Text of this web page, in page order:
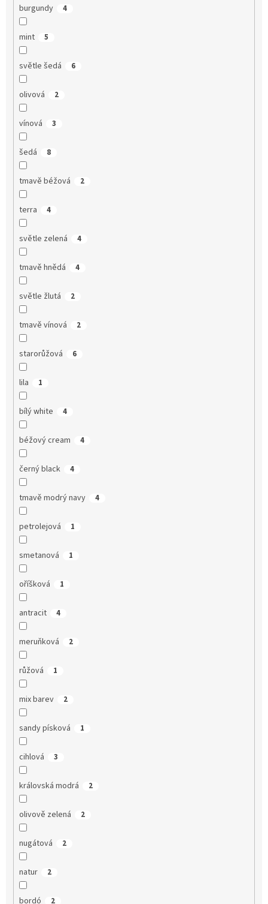
burgundy 4
mint 5
světle šedá 6
olivová 2
vínová 3
šedá 8
tmavě béžová 2
terra 4
světle zelená 4
tmavě hnědá 4
světle žlutá 2
tmavě vínová 2
starorůžová 6
lila 1
bílý white 4
béžový cream 4
černý black 4
tmavě modrý navy 4
petrolejová 1
smetanová 1
oříšková 1
antracit 4
meruňková 2
růžová 1
mix barev 2
sandy písková 1
cihlová 3
královská modrá 2
olivově zelená 2
nugátová 2
natur 2
bordó 2